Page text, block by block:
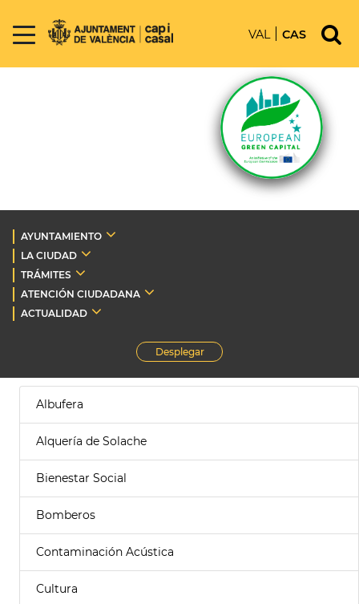
VAL CAS
AYUNTAMIENTO
LA CIUDAD
TRÁMITES
ATENCIÓN CIUDADANA
ACTUALIDAD
Desplegar
Albufera
Alquería de Solache
Bienestar Social
Bomberos
Contaminación Acústica
Cultura